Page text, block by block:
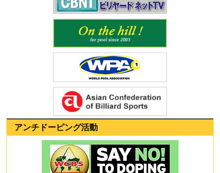
アンチドーピング活動